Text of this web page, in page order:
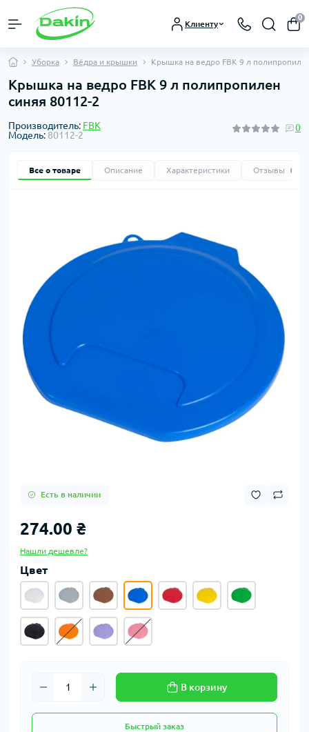
Клиенту
0
Уборка Вёдра и крышки Крышка на ведро FBK 9 л
Крышка на ведро FBK 9 л полипропилен
синяя 80112-2
Производитель: FBK
Модель: 80112-2
0
Все о товаре Описание Характеристики Отзывы
Есть в наличии
274.00 ₴
Нашли дешевле?
Цвет
В корзину
Быстрый заказ